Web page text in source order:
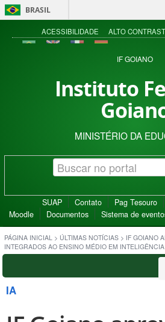
BRASIL
ACESSIBILIDADE ALTO
IF GOIANO
Instituto
MINISTÉRIO DA
SUAP Contato Pag Tesouro
Moodle
Documentos Sistema de
PÁGINA INICIAL > ÚLTIMAS NOTÍCIAS > IF GOIANO
INTEGRADOS AO ENSINO MÉDIO EM INTELIGÊNCIA
IA